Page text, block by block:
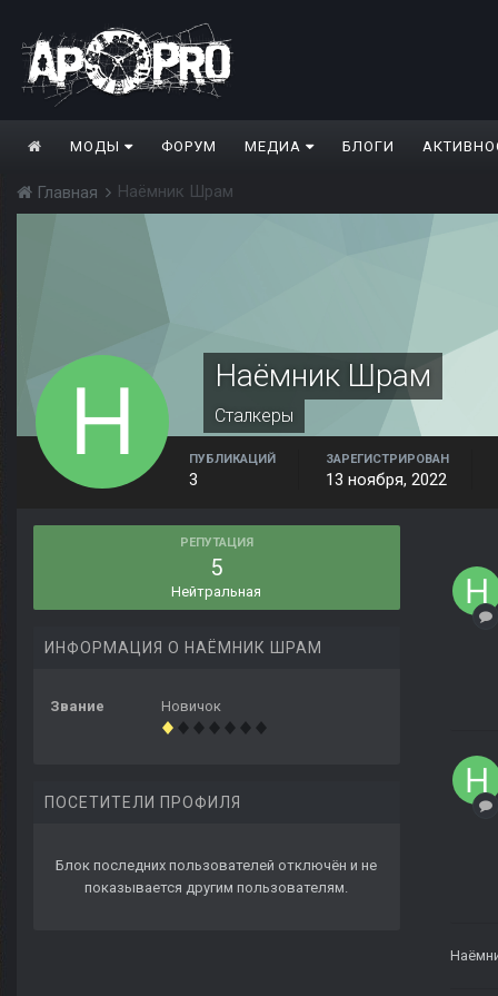
МОДЫ ФОРУМ МЕДИА БЛОГИ
Главная Наëмник Шрам
Наëмник Шрам
Сталкеры
ПУБЛИКАЦИЙ
3
ЗАРЕГИСТРИРОВАН
13 ноября, 2022
РЕПУТАЦИЯ
5
Нейтральная
ИНФОРМАЦИЯ О НАËМНИК ШРАМ
Звание Новичок
ПОСЕТИТЕЛИ ПРОФИЛЯ
Блок последних пользователей отключён и не
показывается другим пользователям.